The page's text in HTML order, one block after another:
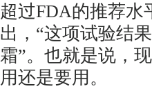
超过FDA的推荐水
出，“这项试验结
霜”。也就是说，
用还是要用。